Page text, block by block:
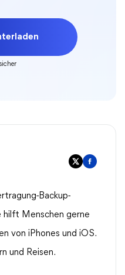
Backup-
hilft Menschen gerne
von iPhones und iOS.
und Reisen.